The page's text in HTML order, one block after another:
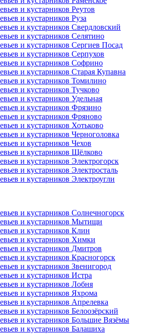
и кустарников Реутов
и кустарников Руза
и кустарников Свердловский
и кустарников Селятино
и кустарников Сергиев Посад
и кустарников Серпухов
и кустарников Софрино
и кустарников Старая Купавна
и кустарников Томилино
и кустарников Тучково
и кустарников Удельная
и кустарников Фрязино
и кустарников Фряново
и кустарников Хотьково
и кустарников Черноголовка
и кустарников Чехов
и кустарников Щёлково
и кустарников Электрогорск
и кустарников Электросталь
и кустарников Электроугли
и кустарников Солнечногорск
и кустарников Мытищи
и кустарников Клин
и кустарников Химки
и кустарников Дмитров
и кустарников Красногорск
и кустарников Звенигород
и кустарников Истра
и кустарников Лобня
и кустарников Яхрома
и кустарников Апрелевка
и кустарников Белоозёрский
и кустарников Большие Вязёмы
и кустарников Балашиха